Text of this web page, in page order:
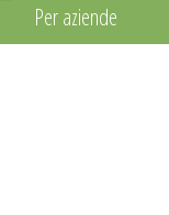
Per aziende